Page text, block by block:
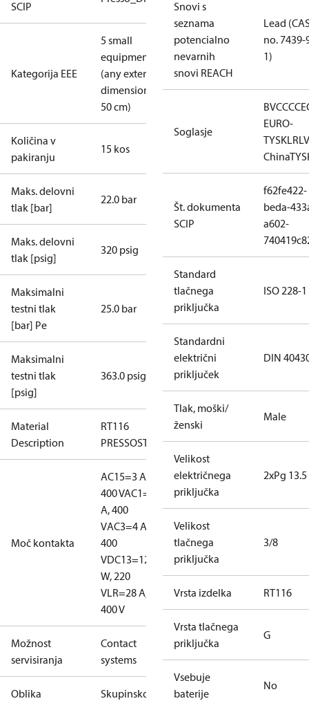
SCIP
Kategorija EEE
5 small
equipment
(any external
dimension <
50 cm)
Količina v
pakiranju
15 kos
Maks. delovni
tlak [bar]
22.0 bar
Maks. delovni
tlak [psig]
320 psig
Maksimalni
testni tlak
[bar] Pe
25.0 bar
Maksimalni
testni tlak
[psig]
363.0 psig
Material
Description
RT116
PRESSOSTAT
Moč kontakta
AC15=3 A,
400 VAC1=10
A, 400
VAC3=4 A,
400
VDC13=12
W, 220
VLR=28 A,
400 V
Možnost
servisiranja
Contact
systems
Oblika
Skupinsko
Snovi s
seznama
potencialno
nevarnih
snovi REACH
Lead
no. 7439-
1)
Soglasje
BVCCCCE
EURO-
TYSKLR
China
Št. dokumenta
SCIP
f62fe422-
beda-
a602-
Standard
tlačnega
priključka
ISO 228-1
Standardni
električni
priključek
DIN
Tlak, moški/
ženski
Male
Velikost
električnega
priključka
2xPg 13.5
Velikost
tlačnega
priključka
3/8
Vrsta izdelka RT116
Vrsta tlačnega
priključka
G
Vsebuje
baterije
No